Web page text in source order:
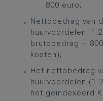
800 euro;
Nettobedrag van
huurvoordelen:
brutobedrag –
kosten);
Het nettobedrag
huurvoordelen
het geïndexeerd